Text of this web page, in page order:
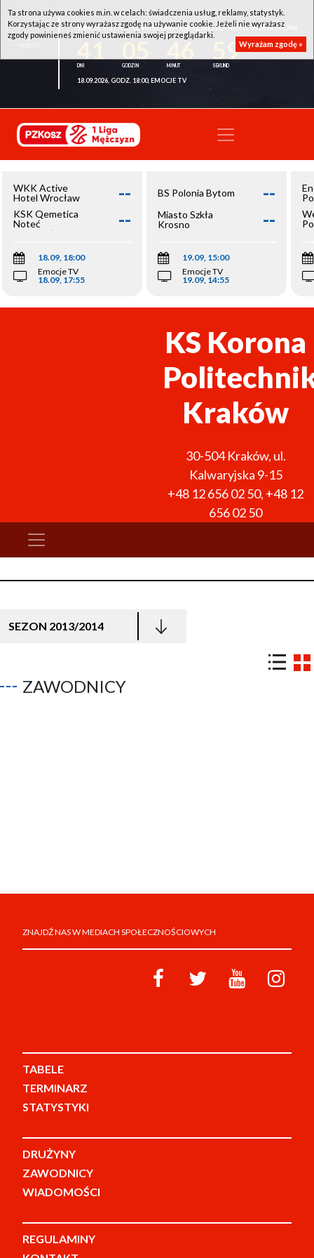
WKK ACTIVE HOTEL WROCŁAW - KSK QEMETICA NOTEĆ INOWROCŁAW
59
18.09.2026, GODZ. 18:00, EMOCJE TV
WKK Active
Hotel Wrocław
--
KSK Qemetica
Noteć
Inowrocław
--
18.09, 18:00
Emocje TV
18.09, 17:55
BS Polonia Bytom --
Miasto Szkła
Krosno
--
19.09, 15:00
Emocje TV
19.09, 14:55
KS Korona
Kraków
30-504 Kraków, ul.
Kalwaryjska 9-15
+48 12 656 02 50, +48 12
656 02 50
SEZON 2013/2014
ZAWODNICY
ZNAJDŹ NAS W MEDIACH SPOŁECZNOŚCIOWYCH
TABELE
TERMINARZ
STATYSTYKI
DRUŻYNY
ZAWODNICY
WIADOMOŚCI
REGULAMINY
Ta strona używa cookies m.in. w celach: świadczenia usług, reklamy, statystyk.
Korzystając ze strony wyrażasz zgodę na używanie cookie. Jeżeli nie wyrażasz
zgody powinieneś zmienić ustawienia swojej przeglądarki.
Wyrażam zgodę »